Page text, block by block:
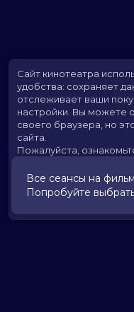
Все сеансы на
Попробуйте
Сайт кинотеатра
удобства: сохраняет
отслеживает ваши
настройки. Вы можете
своего браузера, но
сайта.
Пожалуйста,